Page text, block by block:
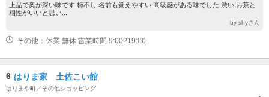
上品で奥が深い味です 梅不し 名前も覚えやすい 高級感がある味でした 渋い お茶と
相性がいいと思い...
by shyさん
その他：休業 無休 営業時間 9:00?19:00
6 はりま家 土佐こい館
はりまや町／その他ショッピング